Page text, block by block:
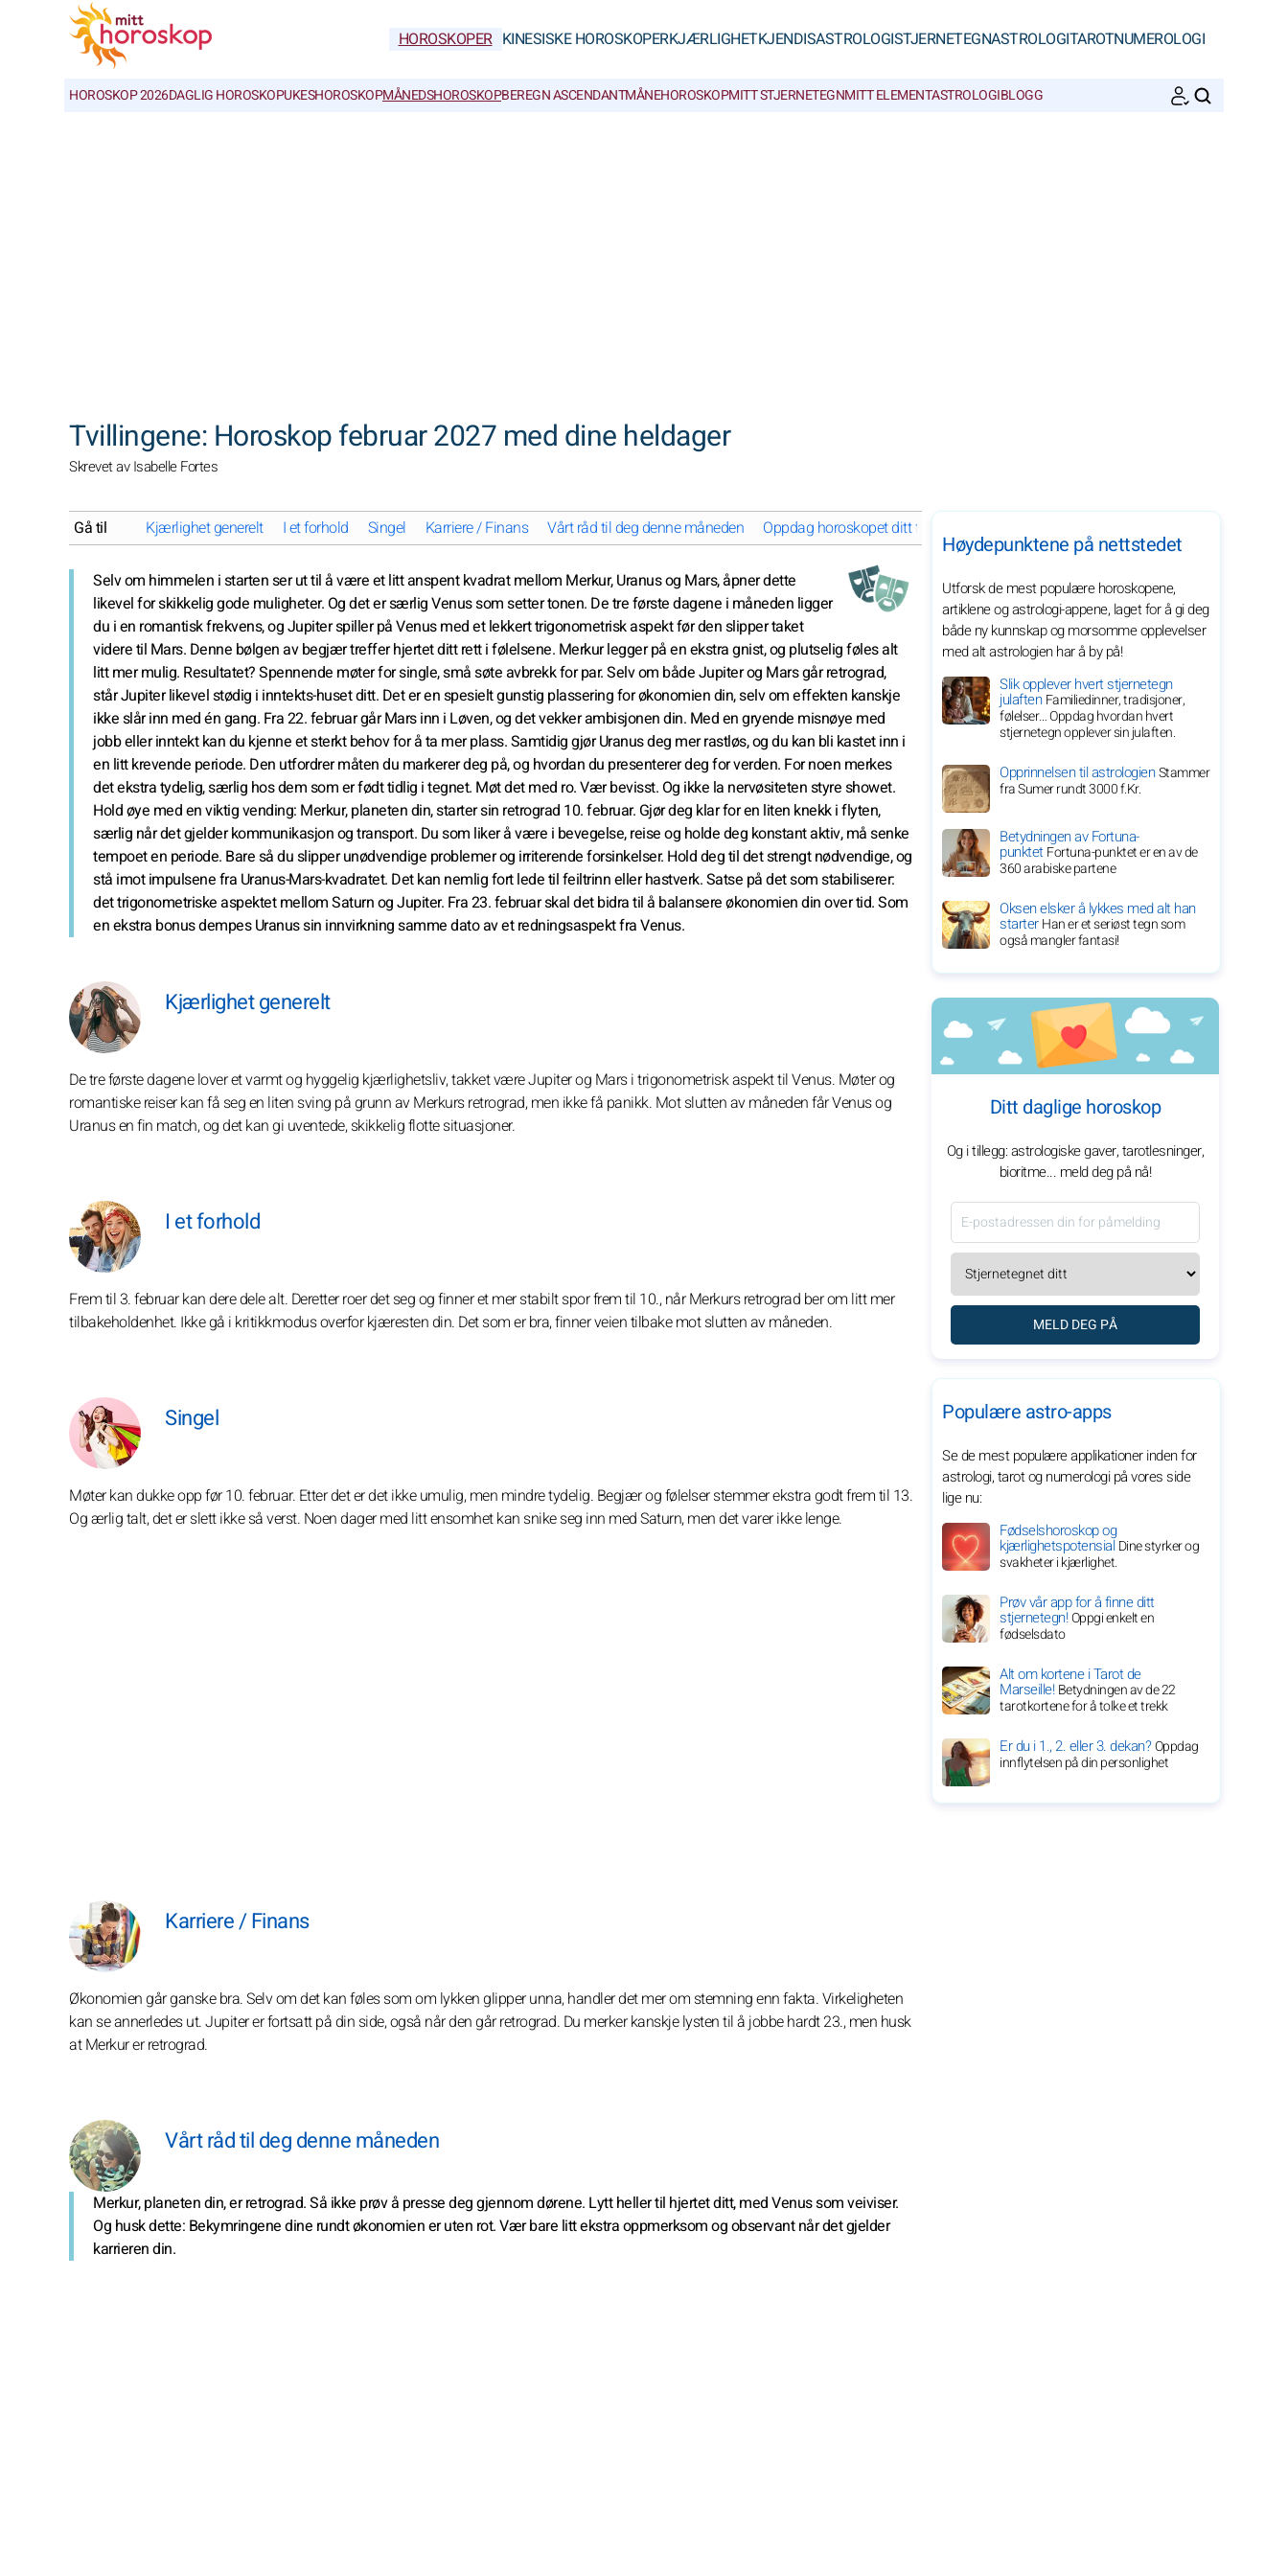
HOROSKOPER KINESISKE HOROSKOPERKJÆRLIGHETKJENDISASTROLOGISTJERNETEGNASTROLOGITAROTNUMEROLOGI
HOROSKOP 2026DAGLIG HOROSKOPUKESHOROSKOPMÅNEDSHOROSKOPBEREGN ASCENDANTMÅNEHOROSKOPMITT STJERNETEGNMITT ELEMENTASTROLOGIBLOGG
Tvillingene: Horoskop februar 2027 med dine heldager
Skrevet av Isabelle Fortes
Gå til Kjærlighet generelt I et forhold Singel Karriere / Finans Vårt råd til deg denne måneden Oppdag horoskopet ditt for februar 2027 for stjernetegnet ditt
Selv om himmelen i starten ser ut til å være et litt anspent kvadrat mellom Merkur, Uranus og Mars, åpner dette
likevel for skikkelig gode muligheter. Og det er særlig Venus som setter tonen. De tre første dagene i måneden ligger
du i en romantisk frekvens, og Jupiter spiller på Venus med et lekkert trigonometrisk aspekt før den slipper taket
videre til Mars. Denne bølgen av begjær treffer hjertet ditt rett i følelsene. Merkur legger på en ekstra gnist, og plutselig føles alt
litt mer mulig. Resultatet? Spennende møter for single, små søte avbrekk for par. Selv om både Jupiter og Mars går retrograd,
står Jupiter likevel stødig i inntekts-huset ditt. Det er en spesielt gunstig plassering for økonomien din, selv om effekten kanskje
ikke slår inn med én gang. Fra 22. februar går Mars inn i Løven, og det vekker ambisjonen din. Med en gryende misnøye med
jobb eller inntekt kan du kjenne et sterkt behov for å ta mer plass. Samtidig gjør Uranus deg mer rastløs, og du kan bli kastet inn i
en litt krevende periode. Den utfordrer måten du markerer deg på, og hvordan du presenterer deg for verden. For noen merkes
det ekstra tydelig, særlig hos dem som er født tidlig i tegnet. Møt det med ro. Vær bevisst. Og ikke la nervøsiteten styre showet.
Hold øye med en viktig vending: Merkur, planeten din, starter sin retrograd 10. februar. Gjør deg klar for en liten knekk i flyten,
særlig når det gjelder kommunikasjon og transport. Du som liker å være i bevegelse, reise og holde deg konstant aktiv, må senke
tempoet en periode. Bare så du slipper unødvendige problemer og irriterende forsinkelser. Hold deg til det strengt nødvendige, og
stå imot impulsene fra Uranus-Mars-kvadratet. Det kan nemlig fort lede til feiltrinn eller hastverk. Satse på det som stabiliserer:
det trigonometriske aspektet mellom Saturn og Jupiter. Fra 23. februar skal det bidra til å balansere økonomien din over tid. Som
en ekstra bonus dempes Uranus sin innvirkning samme dato av et redningsaspekt fra Venus.
Kjærlighet generelt
De tre første dagene lover et varmt og hyggelig kjærlighetsliv, takket være Jupiter og Mars i trigonometrisk aspekt til Venus. Møter og
romantiske reiser kan få seg en liten sving på grunn av Merkurs retrograd, men ikke få panikk. Mot slutten av måneden får Venus og
Uranus en fin match, og det kan gi uventede, skikkelig flotte situasjoner.
I et forhold
Frem til 3. februar kan dere dele alt. Deretter roer det seg og finner et mer stabilt spor frem til 10., når Merkurs retrograd ber om litt mer
tilbakeholdenhet. Ikke gå i kritikkmodus overfor kjæresten din. Det som er bra, finner veien tilbake mot slutten av måneden.
Singel
Møter kan dukke opp før 10. februar. Etter det er det ikke umulig, men mindre tydelig. Begjær og følelser stemmer ekstra godt frem til 13.
Og ærlig talt, det er slett ikke så verst. Noen dager med litt ensomhet kan snike seg inn med Saturn, men det varer ikke lenge.
Karriere / Finans
Økonomien går ganske bra. Selv om det kan føles som om lykken glipper unna, handler det mer om stemning enn fakta. Virkeligheten
kan se annerledes ut. Jupiter er fortsatt på din side, også når den går retrograd. Du merker kanskje lysten til å jobbe hardt 23., men husk
at Merkur er retrograd.
Vårt råd til deg denne måneden
Merkur, planeten din, er retrograd. Så ikke prøv å presse deg gjennom dørene. Lytt heller til hjertet ditt, med Venus som veiviser.
Og husk dette: Bekymringene dine rundt økonomien er uten rot. Vær bare litt ekstra oppmerksom og observant når det gjelder
karrieren din.
Høydepunktene på nettstedet
Utforsk de mest populære horoskopene,
artiklene og astrologi-appene, laget for å gi deg
både ny kunnskap og morsomme opplevelser
med alt astrologien har å by på!
Slik opplever hvert stjernetegn
julaftenFamiliedinner, tradisjoner,
følelser… Oppdag hvordan hvert
stjernetegn opplever sin julaften.
Opprinnelsen til astrologienStammer
fra Sumer rundt 3000 f.Kr.
Betydningen av Fortuna-
punktetFortuna-punktet er en av de
360 arabiske partene
Oksen elsker å lykkes med alt han
starterHan er et seriøst tegn som
også mangler fantasi!
Ditt daglige horoskop
Og i tillegg: astrologiske gaver, tarotlesninger,
bioritme... meld deg på nå!
MELD DEG PÅ
Populære astro-apps
Se de mest populære applikationer inden for
astrologi, tarot og numerologi på vores side
lige nu:
Fødselshoroskop og
kjærlighetspotensialDine styrker og
svakheter i kjærlighet.
Prøv vår app for å finne ditt
stjernetegn!Oppgi enkelt en
fødselsdato
Alt om kortene i Tarot de
Marseille!Betydningen av de 22
tarotkortene for å tolke et trekk
Er du i 1., 2. eller 3. dekan?Oppdag
innflytelsen på din personlighet